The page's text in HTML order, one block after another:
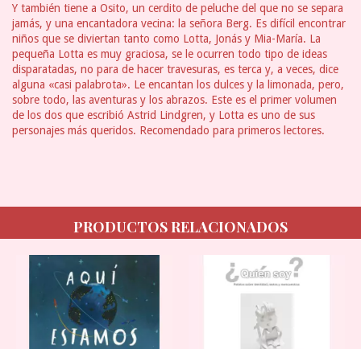
Y también tiene a Osito, un cerdito de peluche del que no se separa
jamás, y una encantadora vecina: la señora Berg. Es difícil encontrar
niños que se diviertan tanto como Lotta, Jonás y Mia-María. La
pequeña Lotta es muy graciosa, se le ocurren todo tipo de ideas
disparatadas, no para de hacer travesuras, es terca y, a veces, dice
alguna «casi palabrota». Le encantan los dulces y la limonada, pero,
sobre todo, las aventuras y los abrazos. Este es el primer volumen
de los dos que escribió Astrid Lindgren, y Lotta es uno de sus
personajes más queridos. Recomendado para primeros lectores.
PRODUCTOS RELACIONADOS